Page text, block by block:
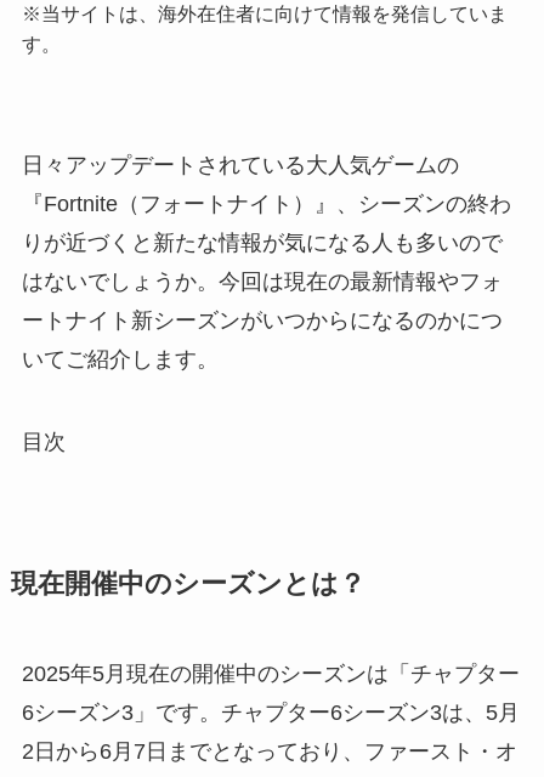
※当サイトは、海外在住者に向けて情報を発信していま
す。
日々アップデートされている大人気ゲームの
『Fortnite（フォートナイト）』、シーズンの終わ
りが近づくと新たな情報が気になる人も多いので
はないでしょうか。今回は現在の最新情報やフォ
ートナイト新シーズンがいつからになるのかにつ
いてご紹介します。
目次
現在開催中のシーズンとは？
2025年5月現在の開催中のシーズンは「チャプター
6シーズン3」です。チャプター6シーズン3は、5月
2日から6月7日までとなっており、ファースト・オ